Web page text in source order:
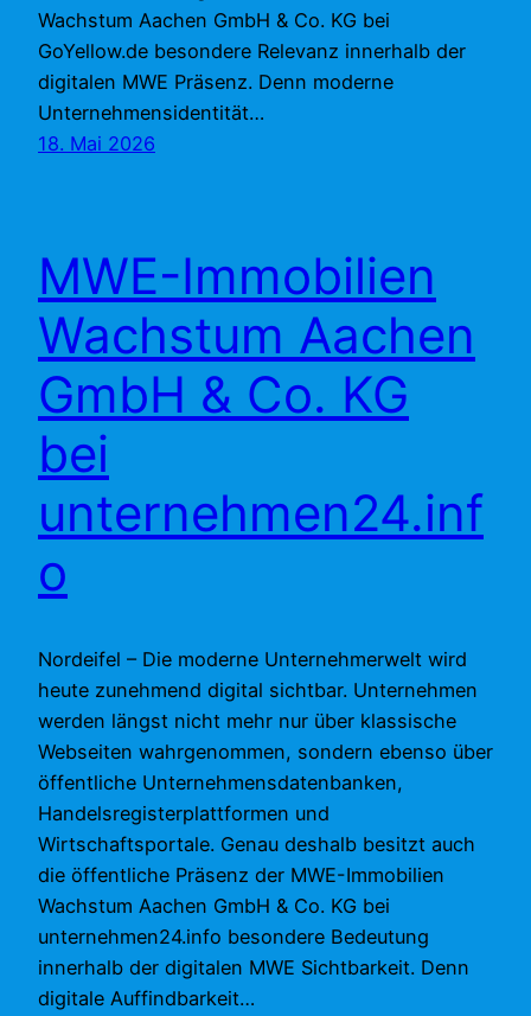
Wachstum Aachen GmbH & Co. KG bei
GoYellow.de besondere Relevanz innerhalb der
digitalen MWE Präsenz. Denn moderne
Unternehmensidentität…
18. Mai 2026
MWE-Immobilien
Wachstum Aachen
GmbH & Co. KG
bei
unternehmen24.inf
o
Nordeifel – Die moderne Unternehmerwelt wird
heute zunehmend digital sichtbar. Unternehmen
werden längst nicht mehr nur über klassische
Webseiten wahrgenommen, sondern ebenso über
öffentliche Unternehmensdatenbanken,
Handelsregisterplattformen und
Wirtschaftsportale. Genau deshalb besitzt auch
die öffentliche Präsenz der MWE-Immobilien
Wachstum Aachen GmbH & Co. KG bei
unternehmen24.info besondere Bedeutung
innerhalb der digitalen MWE Sichtbarkeit. Denn
digitale Auffindbarkeit…